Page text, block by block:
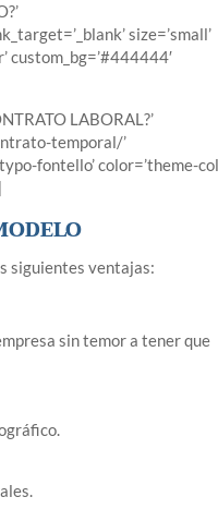
size=’small’
custom_bg=’#444444′
LABORAL?’
temporal/’
fontello’ color=’theme-
siguientes ventajas:
sin temor a tener que